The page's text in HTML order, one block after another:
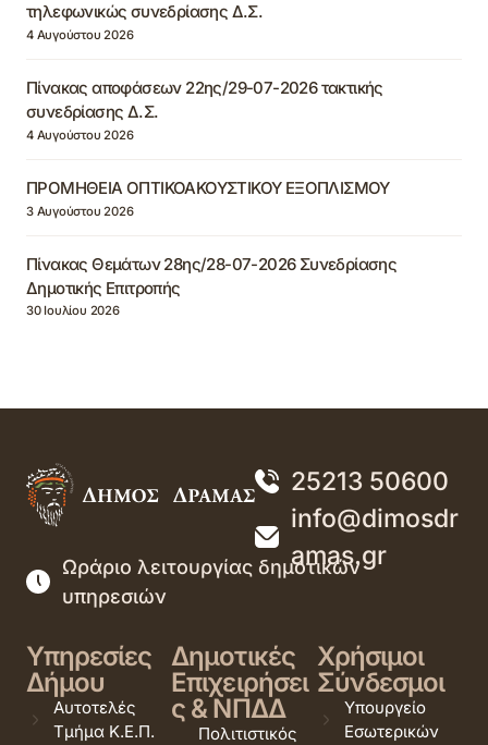
τηλεφωνικώς συνεδρίασης Δ.Σ.
4 Αυγούστου 2026
Πίνακας αποφάσεων 22ης/29-07-2026 τακτικής
συνεδρίασης Δ.Σ.
4 Αυγούστου 2026
ΠΡΟΜΗΘΕΙΑ ΟΠΤΙΚΟΑΚΟΥΣΤΙΚΟΥ ΕΞΟΠΛΙΣΜΟΥ
3 Αυγούστου 2026
Πίνακας Θεμάτων 28ης/28-07-2026 Συνεδρίασης
Δημοτικής Επιτροπής
30 Ιουλίου 2026
25213 50600
info@dimosdr
amas.gr
Ωράριο λειτουργίας δημοτικών
υπηρεσιών
Υπηρεσίες
Δήμου
Αυτοτελές
Τμήμα Κ.Ε.Π.
Δημοτικές
Επιχειρήσει
ς & ΝΠΔΔ
Πολιτιστικός
Χρήσιμοι
Σύνδεσμοι
Υπουργείο
Εσωτερικών